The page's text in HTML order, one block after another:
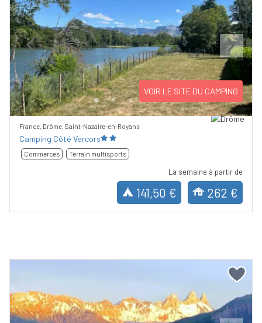
Previous Next
VOIR LE SITE DU CAMPING
France, Drôme, Saint-Nazaire-en-Royans
Camping Côté Vercors
Commerces Terrain multisports
La semaine à partir de
141,50 € 262 €